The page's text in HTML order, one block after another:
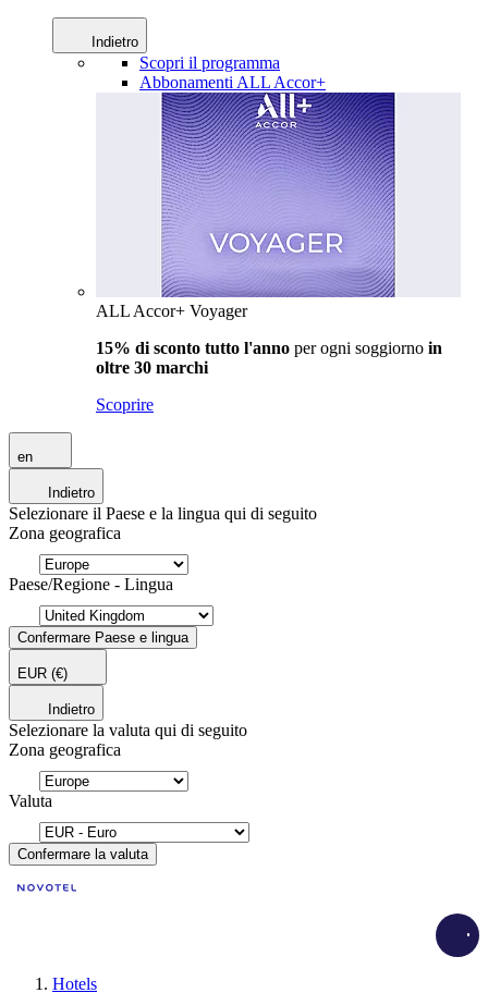
Indietro
Scopri il programma
Abbonamenti ALL Accor+
ALL Accor+ Voyager
15% di sconto tutto l'anno per ogni soggiorno in
oltre 30 marchi
Scoprire
en
Indietro
Selezionare il Paese e la lingua qui di seguito
Zona geografica
Paese/Regione - Lingua
Confermare Paese e lingua
EUR (€)
Indietro
Selezionare la valuta qui di seguito
Zona geografica
Valuta
Confermare la valuta
Hotels